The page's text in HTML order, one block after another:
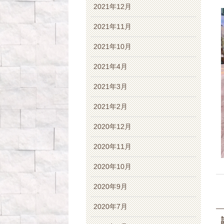
2021年12月
2021年11月
2021年10月
2021年4月
2021年3月
2021年2月
2020年12月
2020年11月
2020年10月
2020年9月
2020年7月